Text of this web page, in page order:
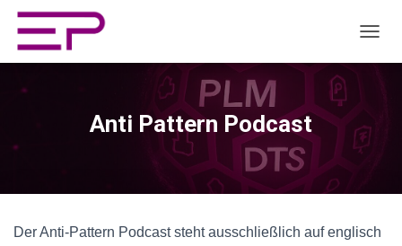
Anti Pattern Podcast
Der Anti-Pattern Podcast steht ausschließlich auf englisch